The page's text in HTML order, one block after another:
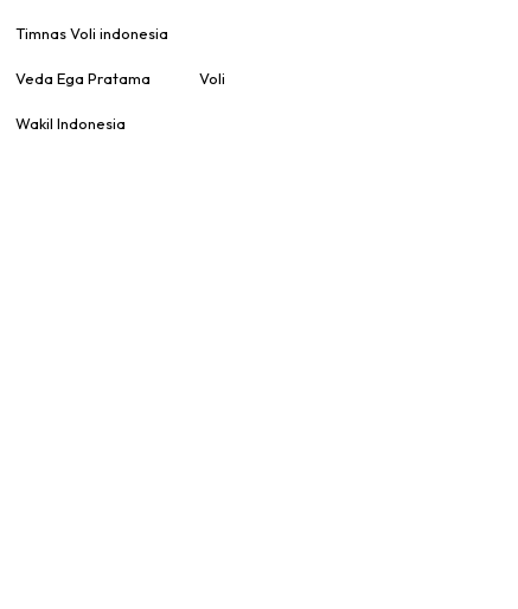
Timnas Voli indonesia
Veda Ega Pratama Voli
Wakil Indonesia